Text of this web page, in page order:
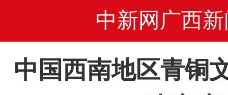
中新网广西新
中国西南地区青铜